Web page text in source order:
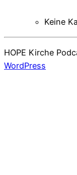
Keine
HOPE Kirche
WordPress